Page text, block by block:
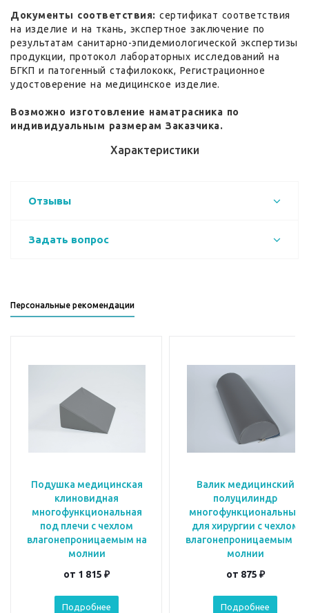
Документы соответствия: сертификат соответствия
на изделие и на ткань, экспертное заключение по
результатам санитарно-эпидемиологической экспертизы
продукции, протокол лабораторных исследований на
БГКП и патогенный стафилококк, Регистрационное
удостоверение на медицинское изделие.
Возможно изготовление наматрасника по
индивидуальным размерам Заказчика.
Характеристики
Отзывы
Задать вопрос
Персональные рекомендации
Подушка медицинская
клиновидная
многофункциональная
под плечи с чехлом
влагонепроницаемым на
молнии
от 1 815 ₽
Подробнее
Валик медицинский
полуцилиндр
многофункциональный
для хирургии с чехлом
влагонепроницаемым на
молнии
от 875 ₽
Подробнее